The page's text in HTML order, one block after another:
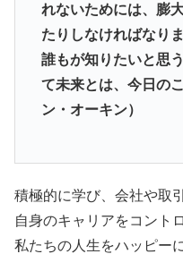
れないためには、膨
たりしなければなり
誰もが知りたいと思
て未来とは、今日の
ン・オーキン）
積極的に学び、会社や取
自身のキャリアをコント
私たちの人生をハッピー